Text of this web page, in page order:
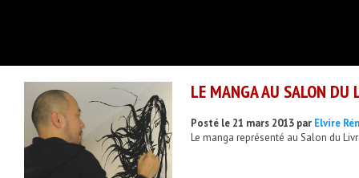
LE MANGA AU SALON DU
Posté le 21 mars 2013 par Elvire
Le manga représenté au Salon du